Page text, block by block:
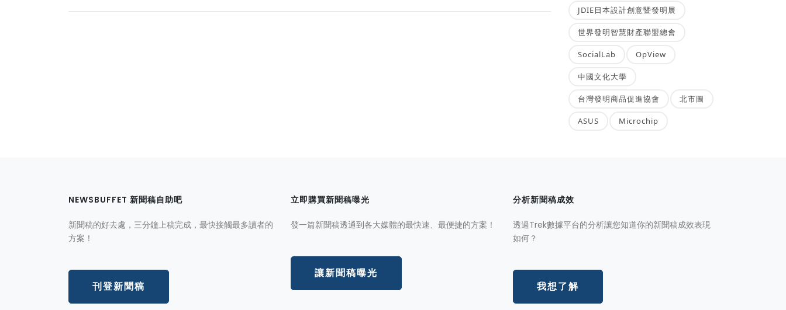
JDIE日本設計創意暨發明展
世界發明智慧財產聯盟總會
SocialLab OpView
中國文化大學
台灣發明商品促進協會 北市圖
ASUS Microchip
NEWSBUFFET 新聞稿自助吧
新聞稿的好去處，三分鐘上稿完成，最快接觸最多讀者的
方案！
刊登新聞稿
立即購買新聞稿曝光
發一篇新聞稿透通到各大媒體的最快速、最便捷的方案！
讓新聞稿曝光
分析新聞稿成效
透過Trek數據平台的分析讓您知道你的新聞稿成效表現
如何？
我想了解